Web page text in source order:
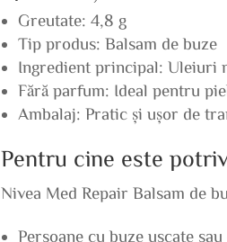
Greutate: 4,8 g
Tip produs: Balsam de buze
Ingredient principal: Uleiuri
Fără parfum: Ideal pentru
Ambalaj: Pratic și ușor de
Pentru cine este
Nivea Med Repair Balsam de
Persoane cu buze uscate sau